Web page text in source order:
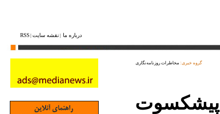
درباره ما نقشه ‌سایت RSS
گروه خبری: مخاطرات روزنامه‌نگاری
پیشکسوت